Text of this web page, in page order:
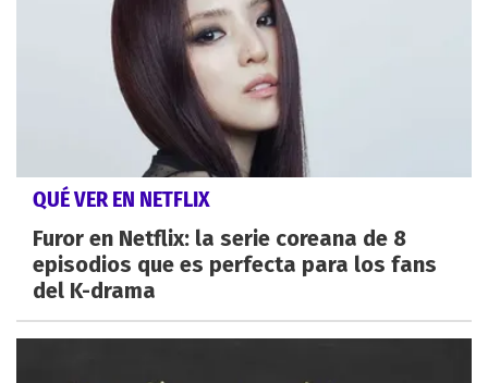
QUÉ VER EN NETFLIX
Furor en Netflix: la serie coreana de 8
episodios que es perfecta para los fans
del K-drama